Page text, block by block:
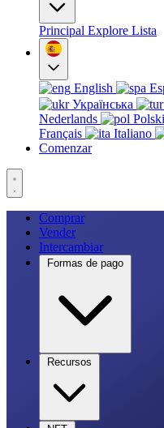
Principal Explore Lista
English
Українська
Nederlands
Polski
Français
Italiano
Comenzar
Comprar
Vender
Intercambiar
Formas de pago
Recursos